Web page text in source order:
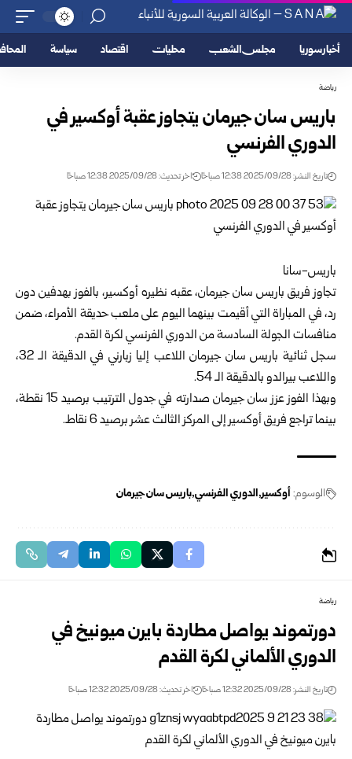
أخبار سوريا مجلس الشعب محليات اقتصاد سياسة
رياضة
باريس سان جيرمان يتجاوز عقبة أوكسير في
الدوري الفرنسي
تاريخ النشر: 2025/09/28 12:38 صباحًا اخر تحديث: 2025/09/28 12:38 صباحًا
باريس-سانا
تجاوز فريق باريس سان جيرمان، عقبه نظيره أوكسير، بالفوز بهدفين دون
رد، في المباراة التي أقيمت بينهما اليوم على ملعب حديقة الأمراء، ضمن
منافسات الجولة السادسة من الدوري الفرنسي لكرة القدم.
سجل ثنائية باريس سان جيرمان اللاعب إليا زبارني في الدقيقة الـ 32،
واللاعب بيرالدو بالدقيقة الـ 54.
وبهذا الفوز عزز سان جيرمان صدارته في جدول الترتيب برصيد 15 نقطة،
بينما تراجع فريق أوكسير إلى المركز الثالث عشر برصيد 6 نقاط.
الوسوم: أوكسير الدوري الفرنسي باريس سان جيرمان
رياضة
دورتموند يواصل مطاردة بايرن ميونيخ في
الدوري الألماني لكرة القدم
تاريخ النشر: 2025/09/28 12:32 صباحًا اخر تحديث: 2025/09/28 12:32 صباحًا